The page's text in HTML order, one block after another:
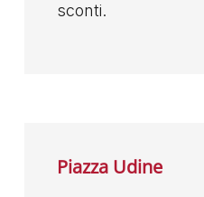
sconti.
Piazza Udine